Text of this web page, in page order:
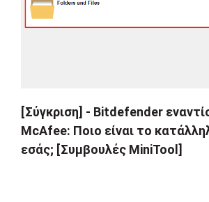
[Σύγκριση] - Bitdefender
McAfee: Ποιο είναι το
εσάς; [Συμβουλές MiniTool]